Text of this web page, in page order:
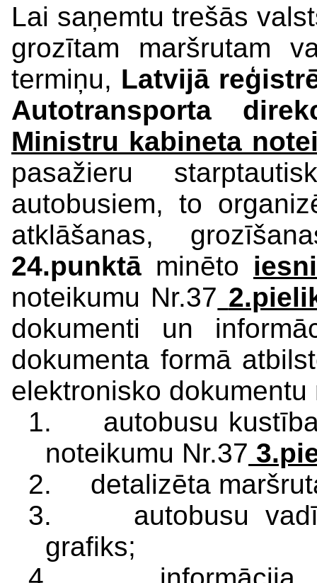
Lai saņemtu trešās
grozītam maršrutam
termiņu, Latvijā
Autotransporta
Ministru kabineta
pasažieru
autobusiem, to
atklāšanas,
24.punktā minēto
noteikumu Nr.37
dokumenti un
dokumenta formā
elektronisko dokumentu
1. autobusu
noteikumu Nr.37
2. detalizēta
3. autobusu
grafiks;